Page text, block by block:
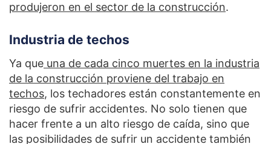
produjeron en el sector de la construcción.
Industria de techos
Ya que una de cada cinco muertes en la industria
de la construcción proviene del trabajo en
techos, los techadores están constantemente en
riesgo de sufrir accidentes. No solo tienen que
hacer frente a un alto riesgo de caída, sino que
las posibilidades de sufrir un accidente también